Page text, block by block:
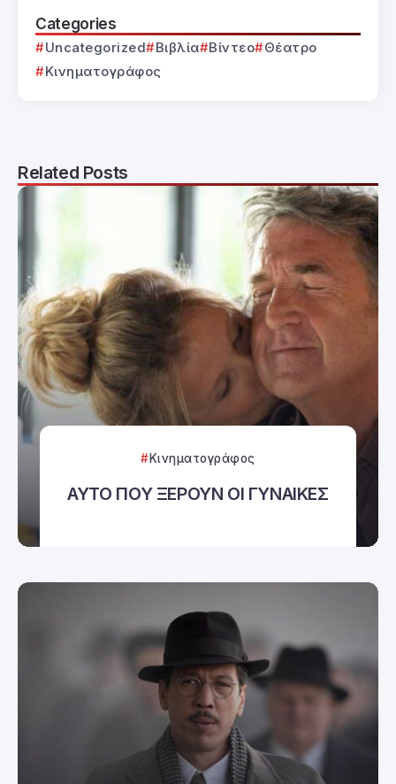
Categories
Uncategorized Βιβλία Βίντεο
Θέατρο
Κινηματογράφος
Related Posts
Κινηματογράφος
ΑΥΤΟ ΠΟΥ ΞΕΡΟΥΝ ΟΙ ΓΥΝΑΙΚΕΣ